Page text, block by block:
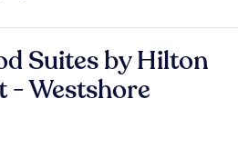
Suites by Hilton
- Westshore